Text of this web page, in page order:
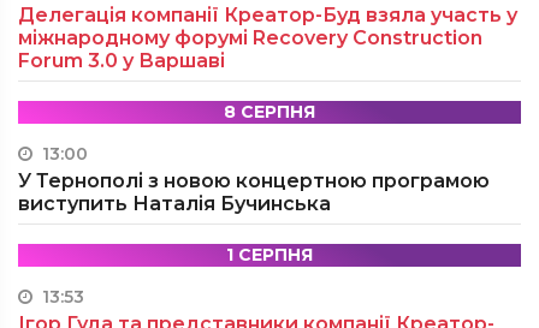
Делегація компанії Креатор-Буд взяла участь у
міжнародному форумі Recovery Construction
Forum 3.0 у Варшаві
8 СЕРПНЯ
13:00
У Тернополі з новою концертною програмою
виступить Наталія Бучинська
1 СЕРПНЯ
13:53
Ігор Гуда та представники компанії Креатор-